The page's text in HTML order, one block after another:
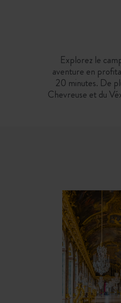
Explorez le
aventure en
20 minutes. De
Chevreuse et du